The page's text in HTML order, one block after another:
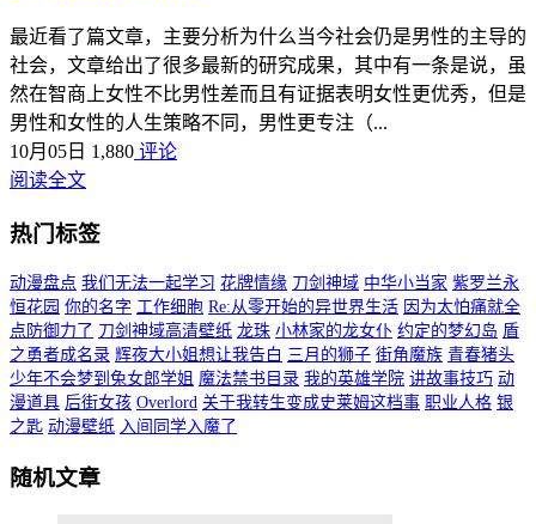
最近看了篇文章，主要分析为什么当今社会仍是男性的主导的
社会，文章给出了很多最新的研究成果，其中有一条是说，虽
然在智商上女性不比男性差而且有证据表明女性更优秀，但是
男性和女性的人生策略不同，男性更专注（...
10月05日 1,880 评论
阅读全文
热门标签
动漫盘点 我们无法一起学习 花牌情缘 刀剑神域 中华小当家 紫罗兰永
恒花园 你的名字 工作细胞 Re:从零开始的异世界生活 因为太怕痛就全
点防御力了 刀剑神域高清壁纸 龙珠 小林家的龙女仆 约定的梦幻岛 盾
之勇者成名录 辉夜大小姐想让我告白 三月的狮子 街角魔族 青春猪头
少年不会梦到兔女郎学姐 魔法禁书目录 我的英雄学院 讲故事技巧 动
漫道具 后街女孩 Overlord 关于我转生变成史莱姆这档事 职业人格 银
之匙 动漫壁纸 入间同学入魔了
随机文章